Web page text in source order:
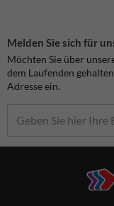
Melden Sie sich für
Möchten Sie über
dem Laufenden
Adresse ein.